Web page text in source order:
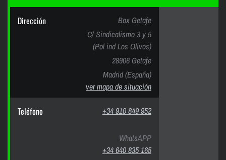
Dirección
Box Getafe
C/ Sindicalismo 3 y 5
(Pol ind Los Olivos)
28906 Getafe
Madrid (España)
ver mapa de situación
Teléfono +34 910 849 952
WhatsAPP
+34 640 835 165